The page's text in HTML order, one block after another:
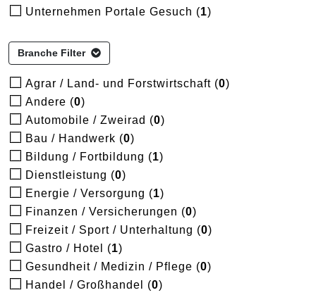
Unternehmen Portale Gesuch (1)
Branche Filter
Agrar / Land- und Forstwirtschaft (0)
Andere (0)
Automobile / Zweirad (0)
Bau / Handwerk (0)
Bildung / Fortbildung (1)
Dienstleistung (0)
Energie / Versorgung (1)
Finanzen / Versicherungen (0)
Freizeit / Sport / Unterhaltung (0)
Gastro / Hotel (1)
Gesundheit / Medizin / Pflege (0)
Handel / Großhandel (0)